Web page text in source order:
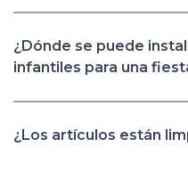
¿Dónde se puede
infantiles para una
¿Los artículos están